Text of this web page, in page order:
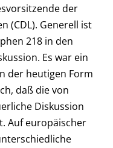
der
(CDL). Generell ist
218 in den
Es war ein
der heutigen Form
daß die von
Diskussion
Auf europäischer